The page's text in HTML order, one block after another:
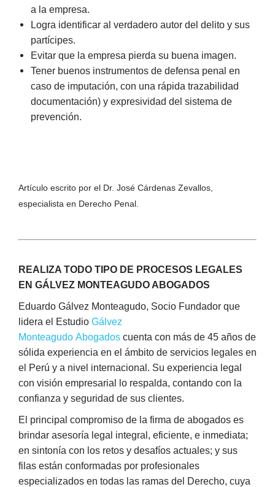
a la empresa.
Logra identificar al verdadero autor del delito y sus
partícipes.
Evitar que la empresa pierda su buena imagen.
Tener buenos instrumentos de defensa penal en
caso de imputación, con una rápida trazabilidad
documentación) y expresividad del sistema de
prevención.
Artículo escrito por el Dr. José Cárdenas Zevallos,
especialista en Derecho Penal.
REALIZA TODO TIPO DE PROCESOS LEGALES
EN GÁLVEZ MONTEAGUDO ABOGADOS
Eduardo Gálvez Monteagudo, Socio Fundador que
lidera el Estudio Gálvez
Monteagudo Abogados cuenta con más de 45 años de
sólida experiencia en el ámbito de servicios legales en
el Perú y a nivel internacional. Su experiencia legal
con visión empresarial lo respalda, contando con la
confianza y seguridad de sus clientes.
El principal compromiso de la firma de abogados es
brindar asesoría legal integral, eficiente, e inmediata;
en sintonía con los retos y desafíos actuales; y sus
filas están conformadas por profesionales
especializados en todas las ramas del Derecho, cuya